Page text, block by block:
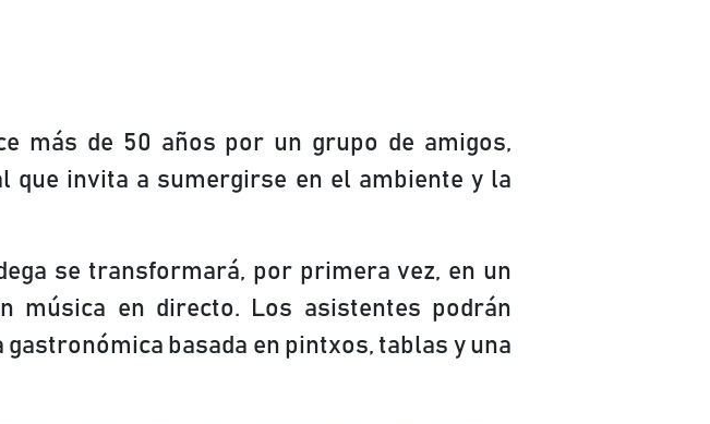
más de 50 años por un grupo de amigos,
que invita a sumergirse en el ambiente y la
se transformará, por primera vez, en un
música en directo. Los asistentes podrán
basada en pintxos, tablas y una